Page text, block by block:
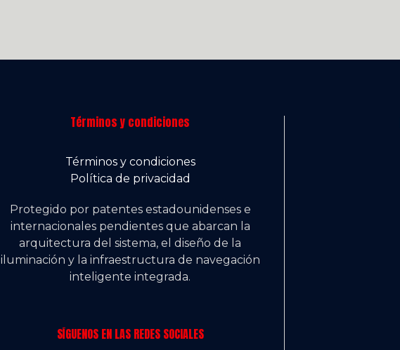
Términos y condiciones
Términos y condiciones
Política de privacidad
Protegido por patentes estadounidenses e
internacionales pendientes que abarcan la
arquitectura del sistema, el diseño de la
iluminación y la infraestructura de navegación
inteligente integrada.
SÍGUENOS EN LAS REDES SOCIALES